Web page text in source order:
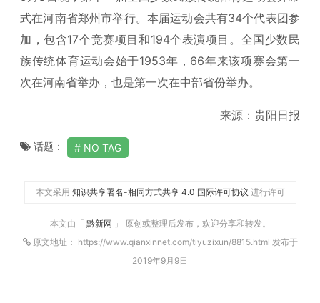
式在河南省郑州市举行。本届运动会共有34个代表团参
加，包含17个竞赛项目和194个表演项目。全国少数民
族传统体育运动会始于1953年，66年来该项赛会第一
次在河南省举办，也是第一次在中部省份举办。
来源：贵阳日报
话题： NO TAG
本文采用 知识共享署名-相同方式共享 4.0 国际许可协议 进行许可
本文由「 黔新网 」 原创或整理后发布，欢迎分享和转发。
原文地址： https://www.qianxinnet.com/tiyuzixun/8815.html 发布于
2019年9月9日